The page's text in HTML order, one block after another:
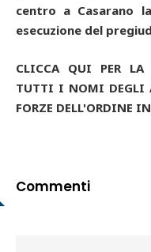
centro a Casarano
esecuzione del
CLICCA QUI PER LA
TUTTI I NOMI DEGLI
FORZE DELL'ORDINE
Commenti